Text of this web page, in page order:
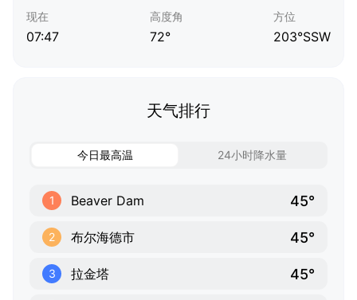
现在
07:47
高度角
72°
方位
203°SSW
天气排行
今日最高温 24小时降水量
1 Beaver Dam 45°
2 布尔海德市 45°
3 拉金塔 45°